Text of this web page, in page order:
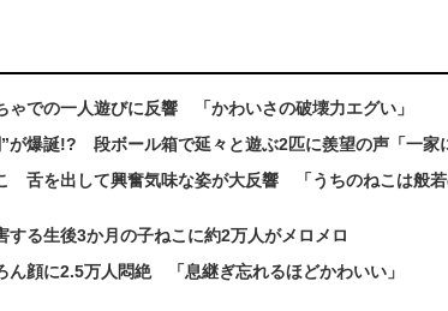
での一人遊びに反響 「かわいさの破壊力エグい」
爆誕!? 段ボール箱で延々と遊ぶ2匹に羨望の声「一家
舌を出して興奮気味な姿が大反響 「うちのねこは般若
る生後3か月の子ねこに約2万人がメロメロ
顔に2.5万人悶絶 「息継ぎ忘れるほどかわいい」